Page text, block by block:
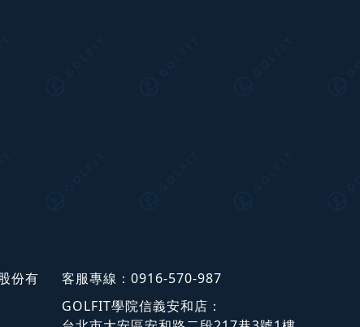
份有
客服專線：0916-570-987
GOLFIT學院信義安和店：